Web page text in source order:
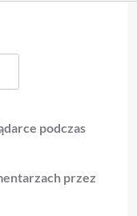
podczas
przez